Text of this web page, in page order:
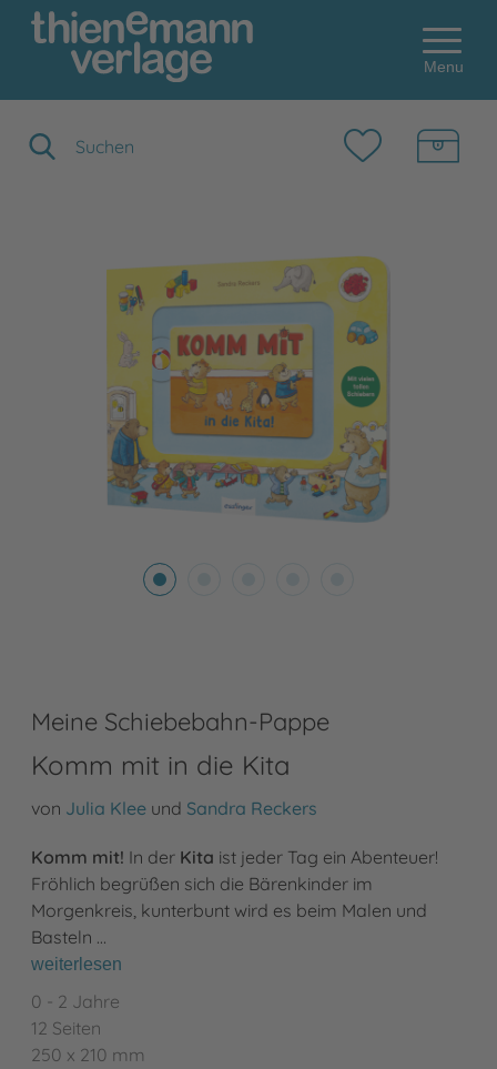
Menu
Meine Schiebebahn-Pappe
Komm mit in die Kita
von Julia Klee und Sandra Reckers
Komm mit! In der Kita ist jeder Tag ein Abenteuer!
Fröhlich begrüßen sich die Bärenkinder im
Morgenkreis, kunterbunt wird es beim Malen und
Basteln …
weiterlesen
0 - 2 Jahre
12 Seiten
250 x 210 mm